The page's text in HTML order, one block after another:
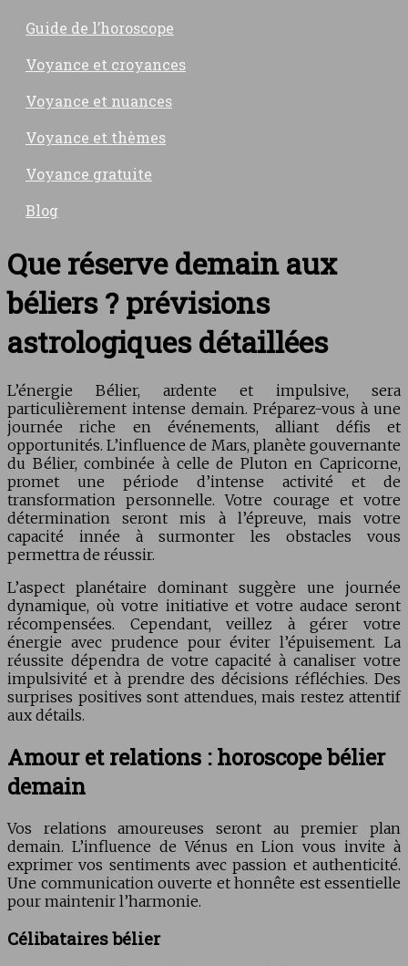
Guide de l’horoscope
Voyance et croyances
Voyance et nuances
Voyance et thèmes
Voyance gratuite
Blog
Que réserve demain aux
béliers ? prévisions
astrologiques détaillées
L’énergie Bélier, ardente et impulsive, sera
particulièrement intense demain. Préparez-vous à une
journée riche en événements, alliant défis et
opportunités. L’influence de Mars, planète gouvernante
du Bélier, combinée à celle de Pluton en Capricorne,
promet une période d’intense activité et de
transformation personnelle. Votre courage et votre
détermination seront mis à l’épreuve, mais votre
capacité innée à surmonter les obstacles vous
permettra de réussir.
L’aspect planétaire dominant suggère une journée
dynamique, où votre initiative et votre audace seront
récompensées. Cependant, veillez à gérer votre
énergie avec prudence pour éviter l’épuisement. La
réussite dépendra de votre capacité à canaliser votre
impulsivité et à prendre des décisions réfléchies. Des
surprises positives sont attendues, mais restez attentif
aux détails.
Amour et relations : horoscope bélier
demain
Vos relations amoureuses seront au premier plan
demain. L’influence de Vénus en Lion vous invite à
exprimer vos sentiments avec passion et authenticité.
Une communication ouverte et honnête est essentielle
pour maintenir l’harmonie.
Célibataires bélier